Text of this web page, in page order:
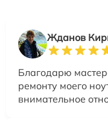
Жданов
Благодарю
ремонту моего
внимательное